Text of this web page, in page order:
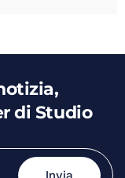
di Studio